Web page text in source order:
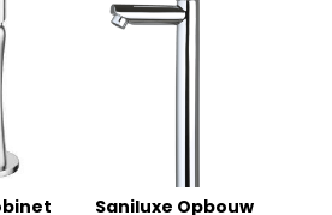
Saniluxe Opbouw